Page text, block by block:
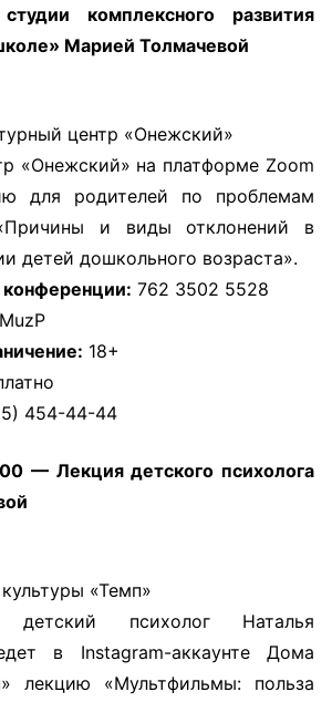
комплексного развития
Марией Толмачевой
центр «Онежский»
«Онежский» на платформе Zoom
для родителей по проблемам
и виды отклонений в
детей дошкольного возраста».
762 3502 5528
18+
454-44-44
— Лекция детского психолога
«Темп»
детский психолог Наталья
в Instagram-аккаунте Дома
лекцию «Мультфильмы: польза